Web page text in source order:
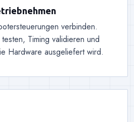
verbinden.
Timing validieren und
Hardware ausgeliefert wird.